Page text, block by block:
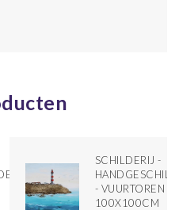
SCHILDERIJ -
- VUURTOREN 3
100X100CM